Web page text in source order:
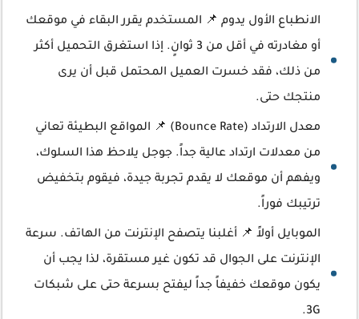
الانطباع الأول يدوم 📌 المستخدم يقرر البقاء في موقعك
أو مغادرته في أقل من 3 ثوانٍ. إذا استغرق التحميل أكثر
من ذلك، فقد خسرت العميل المحتمل قبل أن يرى
منتجك حتى.
معدل الارتداد (Bounce Rate) 📌 المواقع البطيئة تعاني
من معدلات ارتداد عالية جداً. جوجل يلاحظ هذا السلوك،
ويفهم أن موقعك لا يقدم تجربة جيدة، فيقوم بتخفيض
ترتيبك فوراً.
الموبايل أولاً 📌 أغلبنا يتصفح الإنترنت من الهاتف. سرعة
الإنترنت على الجوال قد تكون غير مستقرة، لذا يجب أن
يكون موقعك خفيفاً جداً ليفتح بسرعة حتى على شبكات
3G.